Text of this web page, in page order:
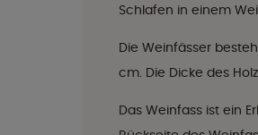
Schlafen in einem
Die Weinfässer
cm. Die Dicke des
Das Weinfass ist ein